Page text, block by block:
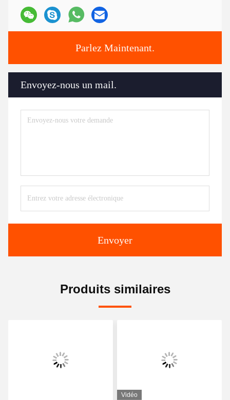
Parlez Maintenant.
Envoyez-nous un mail.
Envoyer
Produits similaires
Vidéo